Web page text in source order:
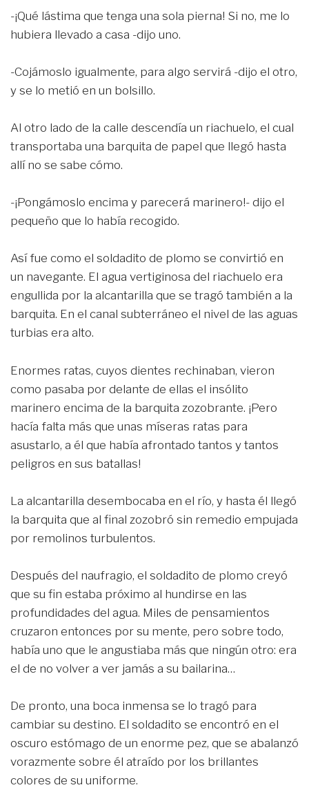
-¡Qué lástima que tenga una sola pierna! Si no, me lo
hubiera llevado a casa -dijo uno.
-Cojámoslo igualmente, para algo servirá -dijo el otro,
y se lo metió en un bolsillo.
Al otro lado de la calle descendía un riachuelo, el cual
transportaba una barquita de papel que llegó hasta
allí no se sabe cómo.
-¡Pongámoslo encima y parecerá marinero!- dijo el
pequeño que lo había recogido.
Así fue como el soldadito de plomo se convirtió en
un navegante. El agua vertiginosa del riachuelo era
engullida por la alcantarilla que se tragó también a la
barquita. En el canal subterráneo el nivel de las aguas
turbias era alto.
Enormes ratas, cuyos dientes rechinaban, vieron
como pasaba por delante de ellas el insólito
marinero encima de la barquita zozobrante. ¡Pero
hacía falta más que unas míseras ratas para
asustarlo, a él que había afrontado tantos y tantos
peligros en sus batallas!
La alcantarilla desembocaba en el río, y hasta él llegó
la barquita que al final zozobró sin remedio empujada
por remolinos turbulentos.
Después del naufragio, el soldadito de plomo creyó
que su fin estaba próximo al hundirse en las
profundidades del agua. Miles de pensamientos
cruzaron entonces por su mente, pero sobre todo,
había uno que le angustiaba más que ningún otro: era
el de no volver a ver jamás a su bailarina…
De pronto, una boca inmensa se lo tragó para
cambiar su destino. El soldadito se encontró en el
oscuro estómago de un enorme pez, que se abalanzó
vorazmente sobre él atraído por los brillantes
colores de su uniforme.